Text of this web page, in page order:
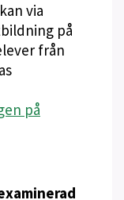
via
på
från
på